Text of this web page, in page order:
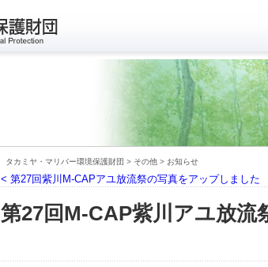
タカミヤ・マリバー環境保護財団 > その他 > お知らせ
< 第27回紫川M-CAPアユ放流祭の写真をアップしました
第27回M-CAP紫川アユ放流